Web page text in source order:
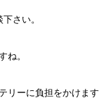
さい。
ね。
リーに負担をかけます